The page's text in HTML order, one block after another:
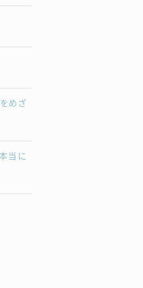
めざ
当に